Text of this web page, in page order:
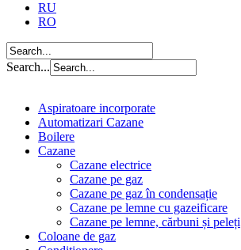
RU
RO
Search...
Aspiratoare incorporate
Automatizari Cazane
Boilere
Cazane
Cazane electrice
Cazane pe gaz
Cazane pe gaz în condensație
Cazane pe lemne cu gazeificare
Cazane pe lemne, cărbuni și peleți
Coloane de gaz